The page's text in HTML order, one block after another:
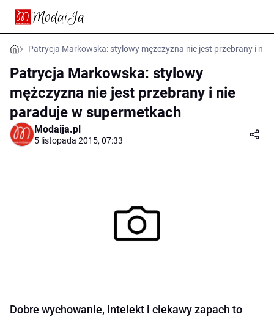
Patrycja Markowska: stylowy mężczyzna nie jest przebrany i nie
Patrycja Markowska: stylowy
mężczyzna nie jest przebrany i nie
paraduje w supermetkach
Modaija.pl
5 listopada 2015, 07:33
Dobre wychowanie, intelekt i ciekawy zapach to